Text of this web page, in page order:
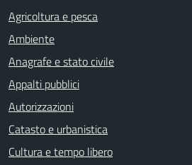
Agricoltura e pesca
Ambiente
Anagrafe e stato civile
Appalti pubblici
Autorizzazioni
Catasto e urbanistica
Cultura e tempo libero